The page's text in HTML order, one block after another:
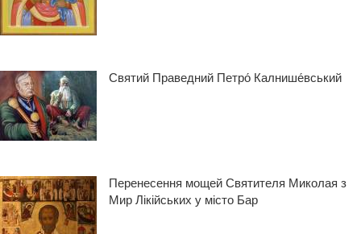
Святий Праведний Петро́ Калнише́вський
Перенесення мощей Святителя Миколая з
Мир Лікійських у місто Бар